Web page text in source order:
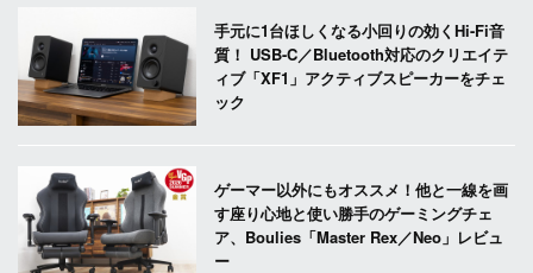
手元に1台ほしくなる小回りの効くHi-Fi音
質！ USB-C／Bluetooth対応のクリエイテ
ィブ「XF1」アクティブスピーカーをチェ
ック
ゲーマー以外にもオススメ！他と一線を画
す座り心地と使い勝手のゲーミングチェ
ア、Boulies「Master Rex／Neo」レビュ
ー